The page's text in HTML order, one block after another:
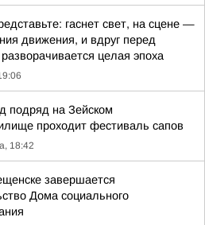
гаснет свет, на сцене —
движения, и вдруг перед
целая эпоха
подряд на Зейском
проходит фестиваль сапов
18:42
завершается
Дома социального